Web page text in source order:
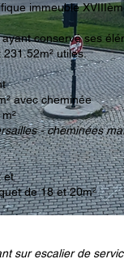
immeuble
conservé ses
utiles.
avec cheminée
- cheminées
et
de 18 et 20m²
sur escalier de